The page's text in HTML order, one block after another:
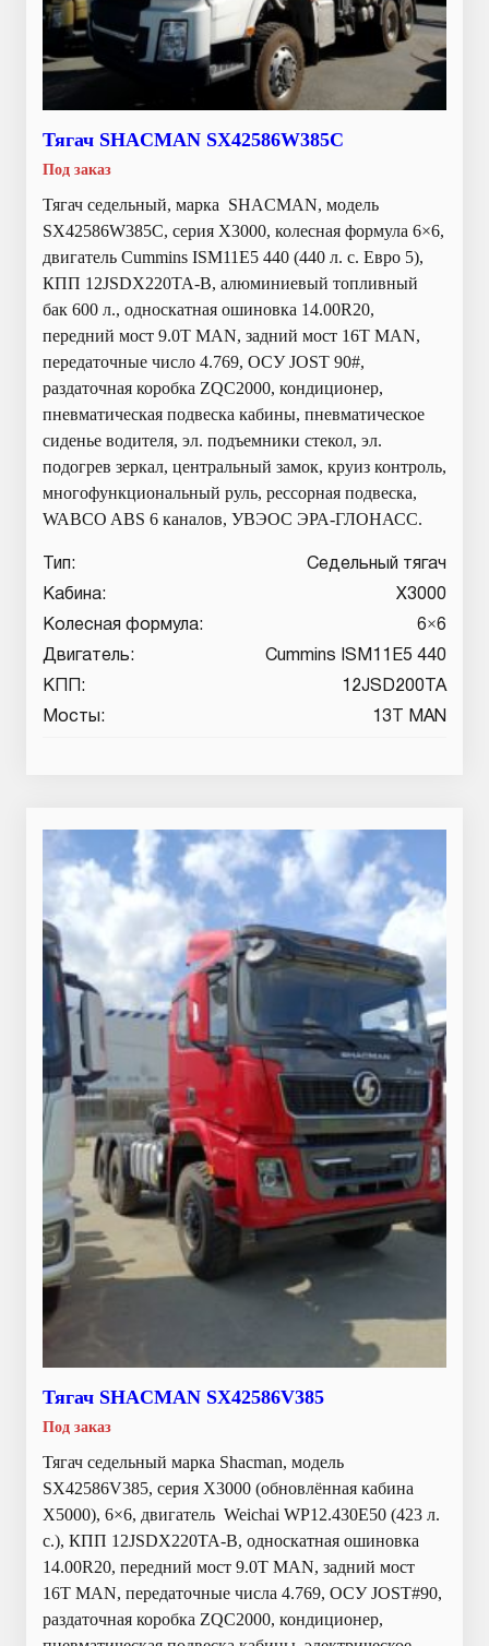
Тягач SHACMAN SX42586W385C
Под заказ
Тягач седельный, марка SHACMAN, модель
SX42586W385C, серия Х3000, колесная формула 6×6,
двигатель Cummins ISM11E5 440 (440 л. с. Евро 5),
КПП 12JSDX220TA-B, алюминиевый топливный
бак 600 л., односкатная ошиновка 14.00R20,
передний мост 9.0T MAN, задний мост 16T MAN,
передаточные число 4.769, ОСУ JOST 90#,
раздаточная коробка ZQC2000, кондиционер,
пневматическая подвеска кабины, пневматическое
сиденье водителя, эл. подъемники стекол, эл.
подогрев зеркал, центральный замок, круиз контроль,
многофункциональный руль, рессорная подвеска,
WABCO ABS 6 каналов, УВЭОС ЭРА-ГЛОНАСС.
Тип:
Седельный тягач
Кабина:
X3000
Колесная формула:
6×6
Двигатель:
Cummins ISM11E5 440
КПП:
12JSD200TA
Мосты:
13T MAN
Тягач SHACMAN SX42586V385
Под заказ
Тягач седельный марка Shacman, модель
SX42586V385, серия Х3000 (обновлённая кабина
X5000), 6×6, двигатель Weichai WP12.430E50 (423 л.
с.), КПП 12JSDX220TA-B, односкатная ошиновка
14.00R20, передний мост 9.0T MAN, задний мост
16T MAN, передаточные числа 4.769, ОСУ JOST#90,
раздаточная коробка ZQC2000, кондиционер,